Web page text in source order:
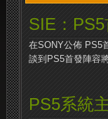
SIE：
在SONY公佈 PS5
談到PS5首發陣容
PS5系統